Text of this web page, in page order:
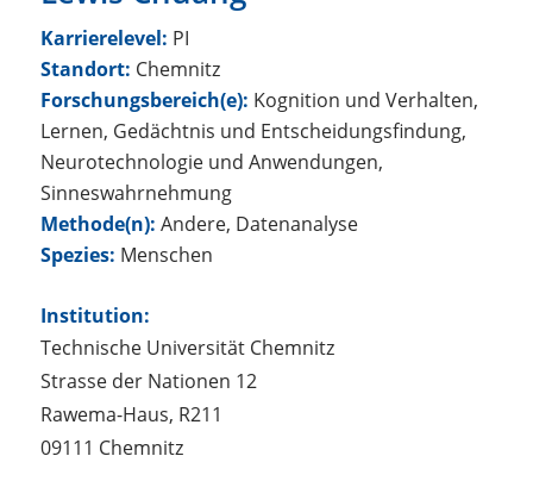
Karrierelevel: PI
Standort: Chemnitz
Forschungsbereich(e): Kognition und Verhalten,
Lernen, Gedächtnis und Entscheidungsfindung,
Neurotechnologie und Anwendungen,
Sinneswahrnehmung
Methode(n): Andere, Datenanalyse
Spezies: Menschen
Institution:
Technische Universität Chemnitz
Strasse der Nationen 12
Rawema-Haus, R211
09111 Chemnitz